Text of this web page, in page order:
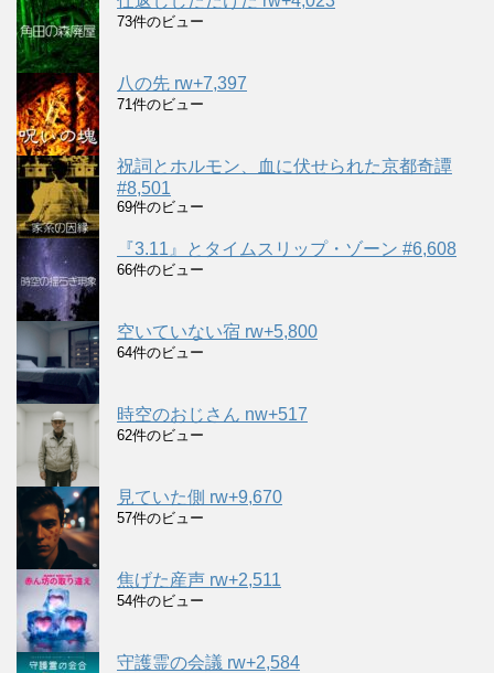
73件のビュー
八の先 rw+7,397
71件のビュー
祝詞とホルモン、血に伏せられた京都奇譚
#8,501
69件のビュー
『3.11』とタイムスリップ・ゾーン #6,608
66件のビュー
空いていない宿 rw+5,800
64件のビュー
時空のおじさん nw+517
62件のビュー
見ていた側 rw+9,670
57件のビュー
焦げた産声 rw+2,511
54件のビュー
守護霊の会議 rw+2,584